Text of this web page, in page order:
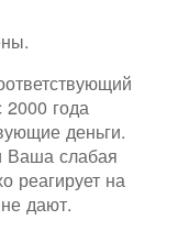
года
деньги.
Ваша слабая
реагирует на
дают.